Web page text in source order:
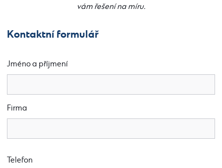
vám řešení na míru.
Kontaktní formulář
Jméno a příjmení
Firma
Telefon